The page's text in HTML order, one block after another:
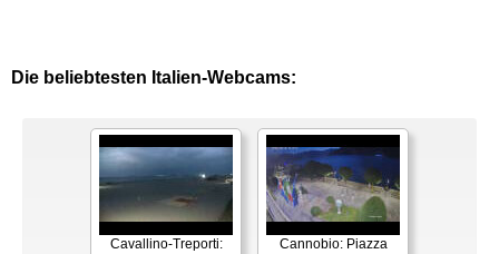
Die beliebtesten Italien-Webcams:
Cavallino-Treporti:
Cannobio: Piazza